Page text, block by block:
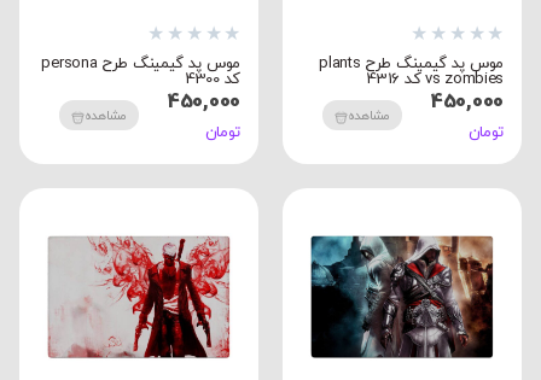
★
★
★
★
★
موس پد گیمینگ طرح plants
vs zombies کد 4316
450,000
تومان
مشاهده
★
★
★
★
★
موس پد گیمینگ طرح persona
کد 4300
450,000
تومان
مشاهده